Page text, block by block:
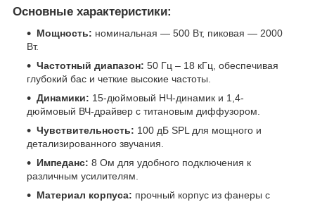
Основные характеристики:
Мощность: номинальная — 500 Вт, пиковая — 2000
Вт.
Частотный диапазон: 50 Гц – 18 кГц, обеспечивая
глубокий бас и четкие высокие частоты.
Динамики: 15-дюймовый НЧ-динамик и 1,4-
дюймовый ВЧ-драйвер с титановым диффузором.
Чувствительность: 100 дБ SPL для мощного и
детализированного звучания.
Импеданс: 8 Ом для удобного подключения к
различным усилителям.
Материал корпуса: прочный корпус из фанеры с